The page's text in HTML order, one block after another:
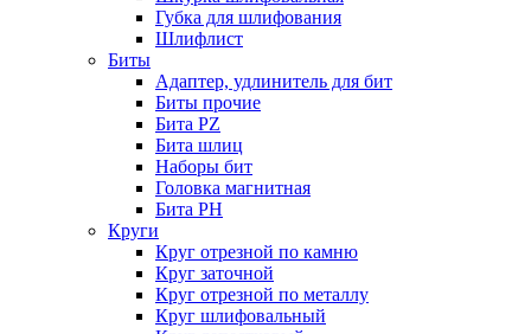
Губка для шлифования
Шлифлист
Биты
Адаптер, удлинитель для бит
Биты прочие
Бита PZ
Бита шлиц
Наборы бит
Головка магнитная
Бита PH
Круги
Круг отрезной по камню
Круг заточной
Круг отрезной по металлу
Круг шлифовальный